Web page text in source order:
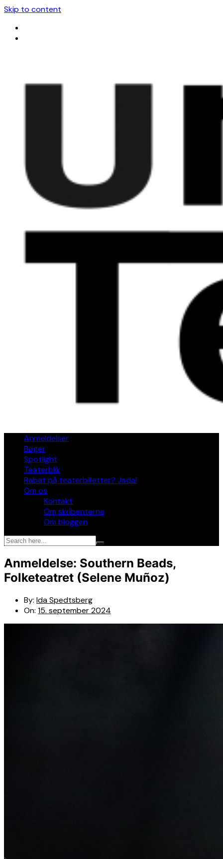
Skip to content
Anmeldelser
Bøger
Spotlight
Teaterblik
Rabat på teaterbilletter? Jada!
Om os
Kontakt
Om skribenterne
Om bloggen
Anmeldelse: Southern Beads,
Folketeatret (Selene Muñoz)
By: Ida Spedtsberg
On: 15. september 2024